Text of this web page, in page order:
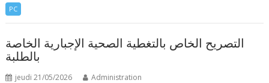
PC
التصريح الخاص بالتغطية الصحية الإجبارية الخاصة
بالطلبة
jeudi 21/05/2026 Administration